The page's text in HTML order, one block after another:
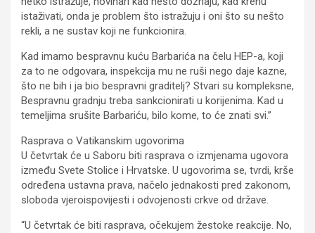
istaživati, onda je problem što istražuju i oni što su nešto
rekli, a ne sustav koji ne funkcionira.
Kad imamo bespravnu kuću Barbarića na čelu HEP-a, koji
za to ne odgovara, inspekcija mu ne ruši nego daje kazne,
što ne bih i ja bio bespravni graditelj? Stvari su kompleksne,
Bespravnu gradnju treba sankcionirati u korijenima. Kad u
temeljima srušite Barbariću, bilo kome, to će znati svi.”
Rasprava o Vatikanskim ugovorima
U četvrtak će u Saboru biti rasprava o izmjenama ugovora
između Svete Stolice i Hrvatske. U ugovorima se, tvrdi, krše
određena ustavna prava, načelo jednakosti pred zakonom,
sloboda vjeroispovijesti i odvojenosti crkve od države.
“U četvrtak će biti rasprava, očekujem žestoke reakcije. No,